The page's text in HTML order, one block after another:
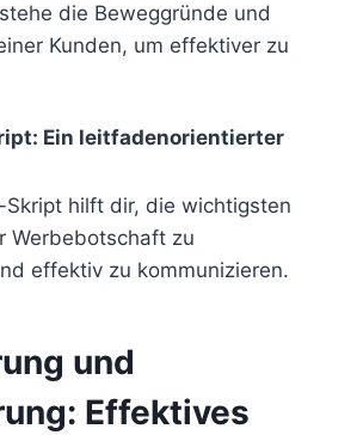
die Beweggründe und
Kunden, um effektiver zu
Ein leitfadenorientierter
Skript hilft dir, die wichtigsten
Werbebotschaft zu
effektiv zu kommunizieren.
und
Effektives